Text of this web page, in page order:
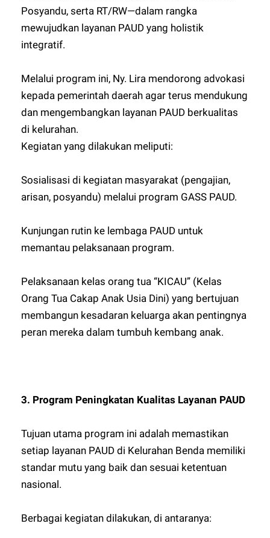
Posyandu, serta RT/RW—dalam rangka
mewujudkan layanan PAUD yang holistik
integratif.
Melalui program ini, Ny. Lira mendorong advokasi
kepada pemerintah daerah agar terus mendukung
dan mengembangkan layanan PAUD berkualitas
di kelurahan.
Kegiatan yang dilakukan meliputi:
Sosialisasi di kegiatan masyarakat (pengajian,
arisan, posyandu) melalui program GASS PAUD.
Kunjungan rutin ke lembaga PAUD untuk
memantau pelaksanaan program.
Pelaksanaan kelas orang tua “KICAU” (Kelas
Orang Tua Cakap Anak Usia Dini) yang bertujuan
membangun kesadaran keluarga akan pentingnya
peran mereka dalam tumbuh kembang anak.
3. Program Peningkatan Kualitas Layanan PAUD
Tujuan utama program ini adalah memastikan
setiap layanan PAUD di Kelurahan Benda memiliki
standar mutu yang baik dan sesuai ketentuan
nasional.
Berbagai kegiatan dilakukan, di antaranya: